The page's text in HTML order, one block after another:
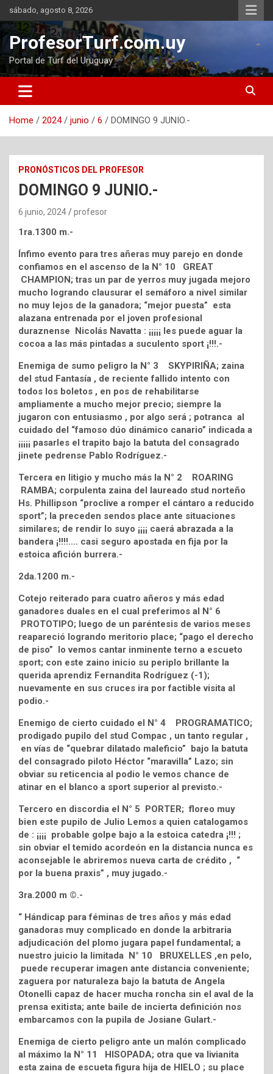
Skip
to
content
sábado, agosto 8, 2026
ProfesorTurf.com.uy
Portal de Turf del Uruguay
Home 2024 junio 6 DOMINGO 9 JUNIO.-
PRONÓSTICOS DEL PROFESOR
DOMINGO 9 JUNIO.-
6 junio, 2024 profesor
1ra.1300 m.-
Ínfimo evento para tres añeras muy parejo en donde
confiamos en el ascenso de la N° 10 GREAT
CHAMPION; tras un par de yerros muy jugada mejoro
mucho logrando clausurar el semáforo a nivel similar
no muy lejos de la ganadora; “mejor puesta” esta
alazana entrenada por el joven profesional
duraznense Nicolás Navatta : ¡¡¡¡¡ les puede aguar la
cocoa a las más pintadas a suculento sport ¡!!!.-
Enemiga de sumo peligro la N° 3 SKYPIRIÑA; zaina
del stud Fantasía , de reciente fallido intento con
todos los boletos , en pos de rehabilitarse
ampliamente a mucho mejor precio; siempre la
jugaron con entusiasmo , por algo será ; potranca al
cuidado del “famoso dúo dinámico canario” indicada a
¡¡¡¡¡ pasarles el trapito bajo la batuta del consagrado
jinete pedrense Pablo Rodríguez.-
Tercera en litigio y mucho más la N° 2 ROARING
RAMBA; corpulenta zaina del laureado stud norteño
Hs. Phillipson “proclive a romper el cántaro a reducido
sport”; la preceden sendos place ante situaciones
similares; de rendir lo suyo ¡¡¡¡ caerá abrazada a la
bandera ¡!!!!…. casi seguro apostada en fija por la
estoica afición burrera.-
2da.1200 m.-
Cotejo reiterado para cuatro añeros y más edad
ganadores duales en el cual preferimos al N° 6
PROTOTIPO; luego de un paréntesis de varios meses
reapareció logrando meritorio place; “pago el derecho
de piso” lo vemos cantar inminente terno a escueto
sport; con este zaino inicio su periplo brillante la
querida aprendiz Fernandita Rodríguez (-1);
nuevamente en sus cruces ira por factible visita al
podio.-
Enemigo de cierto cuidado el N° 4 PROGRAMATICO;
prodigado pupilo del stud Compac , un tanto regular ,
en vías de “quebrar dilatado maleficio” bajo la batuta
del consagrado piloto Héctor “maravilla” Lazo; sin
obviar su reticencia al podio le vemos chance de
atinar en el blanco a sport superior al previsto.-
Tercero en discordia el N° 5 PORTER; floreo muy
bien este pupilo de Julio Lemos a quien catalogamos
de : ¡¡¡¡ probable golpe bajo a la estoica catedra ¡!!! ;
sin obviar el temido acordeón en la distancia nunca es
aconsejable le abriremos nueva carta de crédito , “
por la buena praxis” , muy jugado.-
3ra.2000 m ©.-
“ Hándicap para féminas de tres años y más edad
ganadoras muy complicado en donde la arbitraria
adjudicación del plomo jugara papel fundamental; a
nuestro juicio la limitada N° 10 BRUXELLES ,en pelo,
puede recuperar imagen ante distancia conveniente;
zaguera por naturaleza bajo la batuta de Angela
Otonelli capaz de hacer mucha roncha sin el aval de la
prensa exitista; ante baile de incierta definición nos
embarcamos con la pupila de Josiane Gulart.-
Enemiga de cierto peligro ante un malón complicado
al máximo la N° 11 HISOPADA; otra que va livianita
esta zaina de escueta figura hija de HIELO ; su place